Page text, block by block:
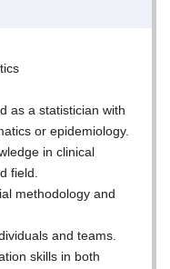
as a statistician with
or epidemiology.
in clinical
field.
methodology and
and teams.
skills in both